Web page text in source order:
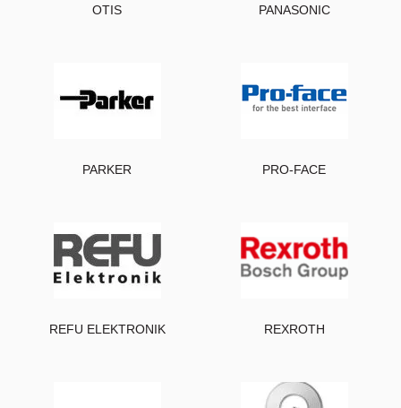
OTIS PANASONIC
PARKER PRO-FACE
REFU ELEKTRONIK REXROTH